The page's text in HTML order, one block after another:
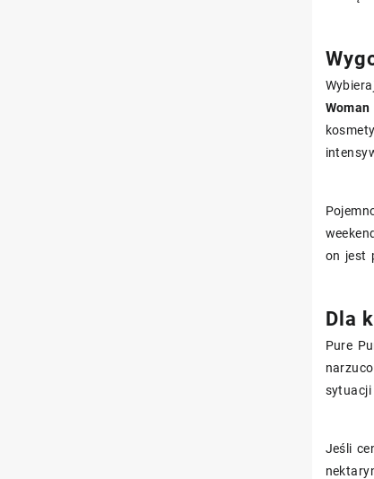
on jest
Dla
Pure
Jeśli